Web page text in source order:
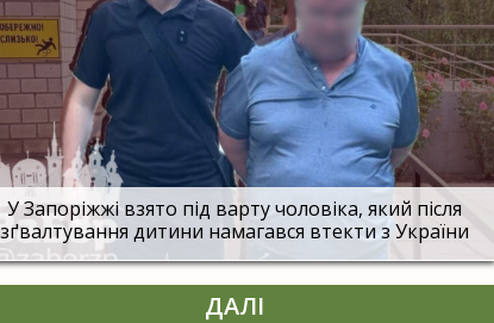
У Запоріжжі взято під варту чоловіка, який після
зґвалтування дитини намагався втекти з України
ДАЛІ